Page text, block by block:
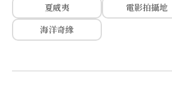
夏威夷
電影拍攝地
海洋奇緣